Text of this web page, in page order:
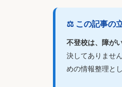
⚖ この記事の
不登校は、障が
決してありませ
めの情報整理と